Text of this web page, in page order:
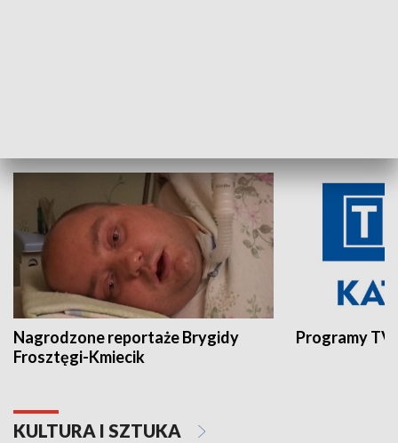
Nagrodzone reportaże Brygidy
Frosztęgi-Kmiecik
Programy
KULTURA I SZTUKA